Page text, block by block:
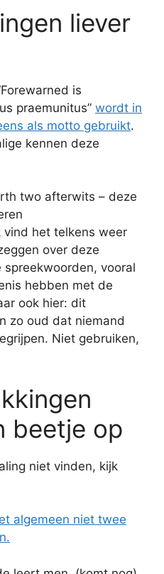
liever
is
praemunitus” wordt in
als motto gebruikt.
kennen deze
two afterwits – deze
vind het telkens weer
over deze
spreekwoorden, vooral
hebben met de
ook hier: dit
zo oud dat niemand
Niet gebruiken,
beetje op
niet vinden, kijk
algemeen niet twee